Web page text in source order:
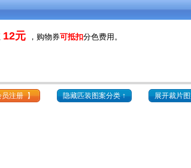
12元 ，购物券可抵扣分色费用。
注册 】 隐藏匹装图案分类 ↑ 展开裁片